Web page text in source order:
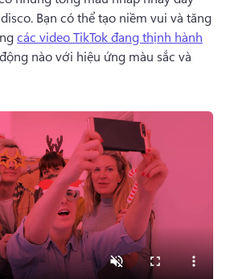
Bạn có thể tạo niềm vui và tăng
các video TikTok đang thịnh hành
nào với hiệu ứng màu sắc và